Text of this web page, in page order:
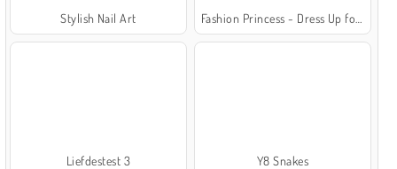
Stylish Nail Art
Liefdestest 3 Y8 Snakes